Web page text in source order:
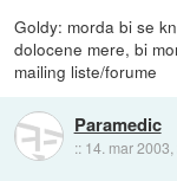
Goldy: morda bi se
dolocene mere, bi
mailing liste/forume
Paramedic
:: 14. mar 2003,